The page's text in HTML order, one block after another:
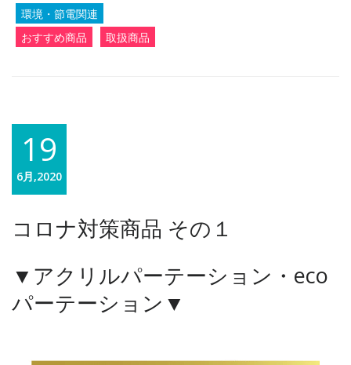
環境・節電関連
おすすめ商品
取扱商品
19
6月,2020
コロナ対策商品 その１
▼アクリルパーテーション・eco
パーテーション▼